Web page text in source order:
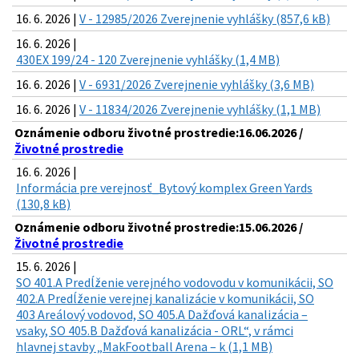
16. 6. 2026 | V - 12985/2026 Zverejnenie vyhlášky (857,6 kB)
16. 6. 2026 |
430EX 199/24 - 120 Zverejnenie vyhlášky (1,4 MB)
16. 6. 2026 | V - 6931/2026 Zverejnenie vyhlášky (3,6 MB)
16. 6. 2026 | V - 11834/2026 Zverejnenie vyhlášky (1,1 MB)
Oznámenie odboru životné prostredie:16.06.2026 /
Životné prostredie
16. 6. 2026 |
Informácia pre verejnosť_Bytový komplex Green Yards
(130,8 kB)
Oznámenie odboru životné prostredie:15.06.2026 /
Životné prostredie
15. 6. 2026 |
SO 401.A Predĺženie verejného vodovodu v komunikácii, SO
402.A Predĺženie verejnej kanalizácie v komunikácii, SO
403 Areálový vodovod, SO 405.A Dažďová kanalizácia –
vsaky, SO 405.B Dažďová kanalizácia - ORL“, v rámci
hlavnej stavby „MakFootball Arena – k (1,1 MB)